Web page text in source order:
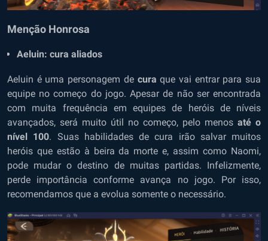
Menção Honrosa
Aeluin: cura aliados
Aeluin é uma personagem de curaque vai entrar para sua
equipe no começo do jogo. Apesar de não ser encontrada
com muita frequência em equipes de heróis de níveis
avançados, será muito útil no começo, pelo menos até o
nível 100. Suas habilidades de cura irão salvar muitos
heróis que estão à beira da morte e, assim como Naomi,
pode mudar o destino de muitas partidas. Infelizmente,
perde importância conforme avança no jogo. Por isso,
recomendamos que a evolua somente o necessário.